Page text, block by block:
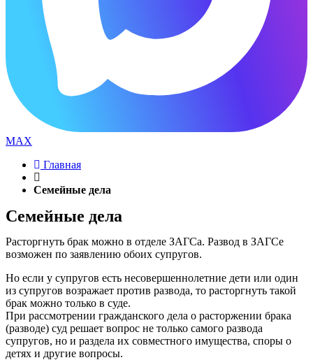
MAX
Главная
Семейные дела
Семейные дела
Расторгнуть брак можно в отделе ЗАГСа. Развод в ЗАГСе
возможен по заявлению обоих супругов.
Но если у супругов есть несовершеннолетние дети или один
из супругов возражает против развода, то расторгнуть такой
брак можно только в суде.
При рассмотрении гражданского дела о расторжении брака
(разводе) суд решает вопрос не только самого развода
супругов, но и раздела их совместного имущества, споры о
детях и другие вопросы.